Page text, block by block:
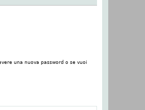
una nuova password o se vuoi